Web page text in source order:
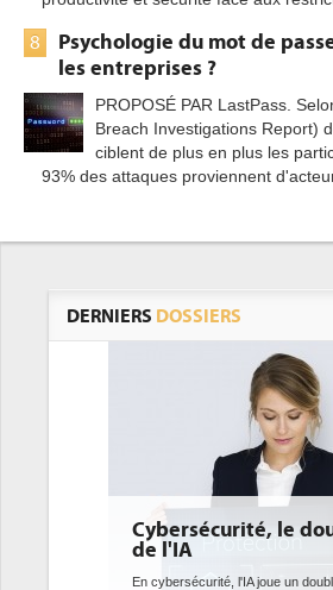
8
Psychologie du mot de
les entreprises ?
PROPOSÉ PAR LastPass.
Breach Investigations Report)
ciblent de plus en plus les
93% des attaques proviennent
DERNIERS DOSSIERS
le double visage
l'IA joue un double rôle : le gentil en
DEE: